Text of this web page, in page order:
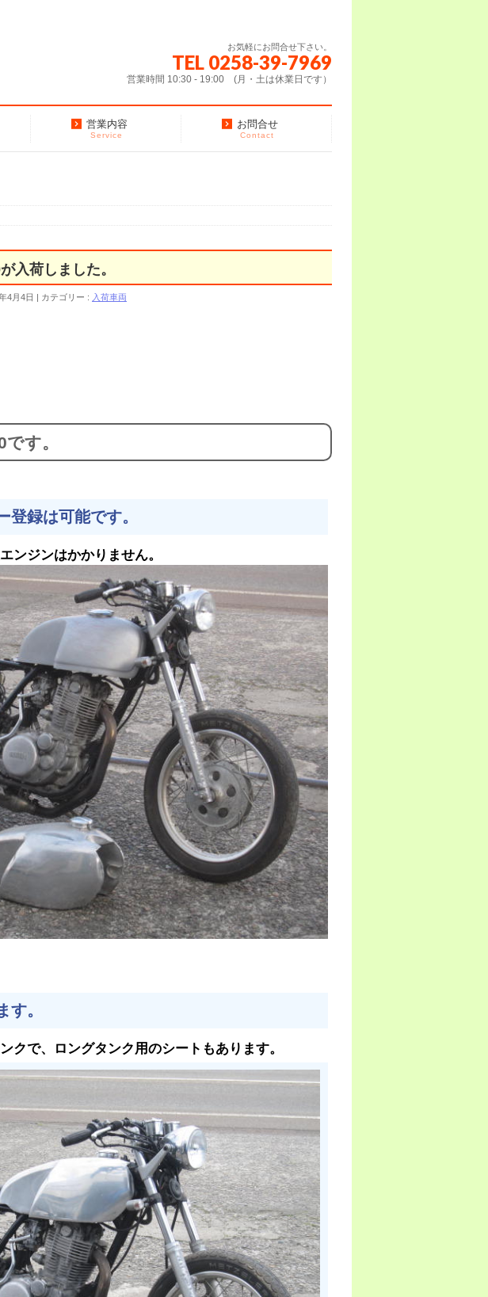
お気軽にお問合せ下さい。
TEL 0258-39-7969
営業時間 10:30 - 19:00 (月・土は休業日です）
営業内容
Service
お問合せ
Contact
入荷しました。
4月4日 カテゴリー : 入荷車両
す。
登録は可能です。
ンジンはかかりません。
す。
クで、ロングタンク用のシートもあります。